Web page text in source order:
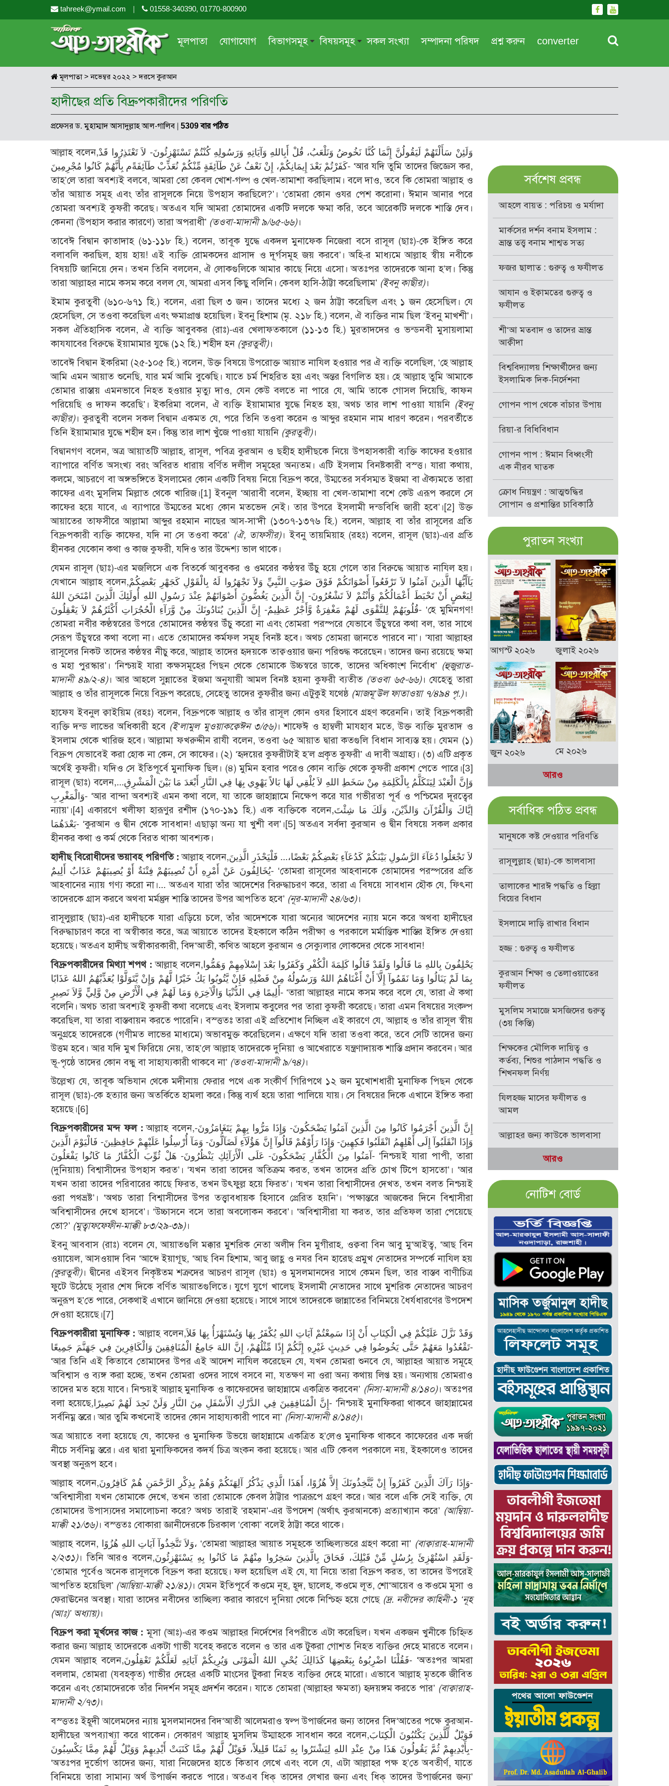
tahreek@ymail.com | 01558-340390, 01770-800900
মূলপাতা যোগাযোগ বিভাগসমূহ
সাময়িক প্রসঙ্গ
সময়ের ভাবনা
মহিলা অঙ্গন
আরও
বিষয়সমূহ
পরকাল
নীতি-নৈতিকতা
তারবিয়াত
আরও
সকল সংখ্যা সম্পাদনা পরিষদ প্রশ্ন করুন converter
মূলপাতা> নভেম্বর ২০২২ > দরসে কুরআন
হাদীছের প্রতি বিদ্রুপকারীদের পরিণতি
প্রফেসর ড. মুহাম্মাদ আসাদুল্লাহ আল-গালিব| 5309 বার পঠিত
আল্লাহ বলেন,وَلَئِنْ سَأَلْتَهُمْ لَيَقُولُنَّ إِنَّمَا كُنَّا نَخُوضُ وَنَلْعَبُ، قُلْ أَبِاللهِ وَآيَاتِهِ وَرَسُولِهِ كُنْتُمْ تَسْتَهْزِئُونَ- لاَ تَعْتَذِرُوا قَدْ
كَفَرْتُمْ بَعْدَ إِيمَانِكُمْ، إِنْ نَعْفُ عَنْ طَآئِفَةٍ مِّنْكُمْ نُعَذِّبْ طَآئِفَةًم بِأَنَّهُمْ كَانُوا مُجْرِمِينَ- ‘আর যদি তুমি তাদের জিজ্ঞেস কর,
তাহ’লে তারা অবশ্যই বলবে, আমরা তো কেবল খোশ-গল্প ও খেল-তামাশা করছিলাম। বলে দাও, তবে কি তোমরা আল্লাহ ও
তাঁর আয়াত সমূহ এবং তাঁর রাসূলকে নিয়ে উপহাস করছিলে?’। ‘তোমরা কোন ওযর পেশ করোনা। ঈমান আনার পরে
তোমরা অবশ্যই কুফরী করেছ। অতএব যদি আমরা তোমাদের একটি দলকে ক্ষমা করি, তবে আরেকটি দলকে শাস্তি দেব।
কেননা (উপহাস করার কারণে) তারা অপরাধী’ (তওবা-মাদানী ৯/৬৫-৬৬)।
তাবেঈ বিদ্বান ক্বাতাদাহ (৬১-১১৮ হি.) বলেন, তাবূক যুদ্ধে একদল মুনাফেক নিজেরা বসে রাসূল (ছাঃ)-কে ইঙ্গিত করে
বলাবলি করছিল, হায় হায়! এই ব্যক্তি রোমকদের প্রাসাদ ও দূর্গসমূহ জয় করবে’। অহি-র মাধ্যমে আল্লাহ স্বীয় নবীকে
বিষয়টি জানিয়ে দেন। তখন তিনি বললেন, ঐ লোকগুলিকে আমার কাছে নিয়ে এসো। অতঃপর তাদেরকে আনা হ’ল। কিন্তু
তারা আল্লাহর নামে কসম করে বলল যে, আমরা এসব কিছু বলিনি। কেবল হাসি-ঠাট্টা করেছিলাম’ (ইবনু কাছীর)।
ইমাম কুরতুবী (৬১০-৬৭১ হি.) বলেন, এরা ছিল ৩ জন। তাদের মধ্যে ২ জন ঠাট্টা করেছিল এবং ১ জন হেসেছিল। যে
হেসেছিল, সে তওবা করেছিল এবং ক্ষমাপ্রাপ্ত হয়েছিল। ইবনু হিশাম (মৃ. ২১৮ হি.) বলেন, ঐ ব্যক্তির নাম ছিল ‘ইবনু মাখশী’।
সকল ঐতিহাসিক বলেন, ঐ ব্যক্তি আবুবকর (রাঃ)-এর খেলাফতকালে (১১-১৩ হি.) মুরতাদদের ও ভন্ডনবী মুসায়লামা
কাযযাবের বিরুদ্ধে ইয়ামামার যুদ্ধে (১২ হি.) শহীদ হন (কুরতুবী)।
তাবেঈ বিদ্বান ইকরিমা (২৫-১০৫ হি.) বলেন, উক্ত বিষয়ে উপরোক্ত আয়াত নাযিল হওয়ার পর ঐ ব্যক্তি বলেছিল, ‘হে আল্লাহ
আমি এমন আয়াত শুনেছি, যার মর্ম আমি বুঝেছি। যাতে চর্ম শিহরিত হয় এবং অন্তর বিগলিত হয়। হে আল্লাহ তুমি আমাকে
তোমার রাস্তায় এমনভাবে নিহত হওয়ার মৃত্যু দাও, যেন কেউ বলতে না পারে যে, আমি তাকে গোসল দিয়েছি, কাফন
পরিয়েছি ও দাফন করেছি’। ইকরিমা বলেন, ঐ ব্যক্তি ইয়ামামার যুদ্ধে নিহত হয়, অথচ তার লাশ পাওয়া যায়নি (ইবনু
কাছীর)। কুরতুবী বলেন সকল বিদ্বান একমত যে, পরে তিনি তওবা করেন ও আব্দুর রহমান নাম ধারণ করেন। পরবর্তীতে
তিনি ইয়ামামার যুদ্ধে শহীদ হন। কিন্তু তার লাশ খুঁজে পাওয়া যায়নি (কুরতুবী)।
বিদ্বানগণ বলেন, অত্র আয়াতটি আল্লাহ, রাসূল, পবিত্র কুরআন ও ছহীহ হাদীছকে নিয়ে উপহাসকারী ব্যক্তি কাফের হওয়ার
ব্যাপারে বর্ণিত অসংখ্য বরং অবিরত ধারায় বর্ণিত দলীল সমূহের অন্যতম। এটি ইসলাম বিনষ্টকারী বস্ত্ত। যারা কথায়,
কলমে, আচরণে বা অঙ্গভঙ্গিতে ইসলামের কোন একটি বিষয় নিয়ে বিদ্রুপ করে, উম্মতের সর্বসম্মত ইজমা বা ঐক্যমতে তারা
কাফের এবং মুসলিম মিল্লাত থেকে খারিজ।[1] ইবনুল ‘আরাবী বলেন, ইচ্ছায় বা খেল-তামাশা বশে কেউ এরূপ করলে সে
কাফের হয়ে যাবে, এ ব্যাপারে উম্মতের মধ্যে কোন মতভেদ নেই। তার উপরে ইসলামী দন্ডবিধি জারী হবে’।[2] উক্ত
আয়াতের তাফসীরে আল্লামা আব্দুর রহমান নাছের আস-সা‘দী (১৩০৭-১৩৭৬ হি.) বলেন, আল্লাহ বা তাঁর রাসূলের প্রতি
বিদ্রুপকারী ব্যক্তি কাফের, যদি না সে তওবা করে’ (ঐ, তাফসীর)। ইবনু তায়মিয়াহ (রহঃ) বলেন, রাসূল (ছাঃ)-এর প্রতি
হীনকর যেকোন কথা ও কাজ কুফরী, যদিও তার উদ্দেশ্য ভাল থাকে।
যেমন রাসূল (ছাঃ)-এর মজলিসে এক বিতর্কে আবুবকর ও ওমরের কণ্ঠস্বর উঁচু হয়ে গেলে তার বিরুদ্ধে আয়াত নাযিল হয়।
যেখানে আল্লাহ বলেন,يَآأَيُّهَا الَّذِينَ آمَنُوا لاَ تَرْفَعُوآ أَصْوَاتَكُمْ فَوْقَ صَوْتِ النَّبِيِّ وَلاَ تَجْهَرُوا لَهُ بِالْقَوْلِ كَجَهْرِ بَعْضِكُمْ
لِبَعْضٍ أَنْ تَحْبَطَ أَعْمَالُكُمْ وَأَنْتُمْ لاَ تَشْعُرُونَ- إِنَّ الَّذِينَ يَغُضُّونَ أَصْوَاتَهُمْ عِنْدَ رَسُولِ اللهِ أُولَئِكَ الَّذِينَ امْتَحَنَ اللهُ
قُلُوبَهُمْ لِلتَّقْوَى لَهُمْ مَغْفِرَةٌ وَّأَجْرٌ عَظِيمٌ- إِنَّ الَّذِينَ يُنَادُونَكَ مِنْ وَّرَآءِ الْحُجُرَاتِ أَكْثَرُهُمْ لاَ يَعْقِلُونَ- ‘হে মুমিনগণ!
তোমরা নবীর কণ্ঠস্বরের উপরে তোমাদের কণ্ঠস্বর উঁচু করো না এবং তোমরা পরস্পরে যেভাবে উঁচুস্বরে কথা বল, তার সাথে
সেরূপ উঁচুস্বরে কথা বলো না। এতে তোমাদের কর্মফল সমূহ বিনষ্ট হবে। অথচ তোমরা জানতে পারবে না’। ‘যারা আল্লাহর
রাসূলের নিকট তাদের কণ্ঠস্বর নীচু করে, আল্লাহ তাদের হৃদয়কে তাক্বওয়ার জন্য পরিশুদ্ধ করেছেন। তাদের জন্য রয়েছে ক্ষমা
ও মহা পুরস্কার’। ‘নিশ্চয়ই যারা কক্ষসমূহের পিছন থেকে তোমাকে উচ্চস্বরে ডাকে, তাদের অধিকাংশ নির্বোধ’ (হুজুরাত-
মাদানী ৪৯/২-৪)। আর আহলে সুন্নাতের ইজমা অনুযায়ী আমল বিনষ্ট হয়না কুফরী ব্যতীত (তওবা ৬৫-৬৬)। যেহেতু তারা
আল্লাহ ও তাঁর রাসূলকে নিয়ে বিদ্রুপ করেছে, সেহেতু তাদের কুফরীর জন্য এটুকুই যথেষ্ঠ (মাজমূ‘উল ফাতাওয়া ৭/৪৯৪ পৃ.)।
হাফেয ইবনুল ক্বাইয়িম (রহঃ) বলেন, বিদ্রুপকে আল্লাহ ও তাঁর রাসূল কোন ওযর হিসাবে গ্রহণ করেননি। তাই বিদ্রুপকারী
ব্যক্তি দন্ড লাভের অধিকারী হবে (ই‘লামুল মুওয়াকক্বেঈন ৩/৫৬)। শাফেঈ ও হাম্বলী মাযহাব মতে, উক্ত ব্যক্তি মুরতাদ ও
ইসলাম থেকে খারিজ হবে। আল্লামা ফখরুদ্দীন রাযী বলেন, তওবা ৬৫ আয়াত দ্বারা কতগুলি বিধান সাব্যস্ত হয়। যেমন (১)
বিদ্রুপ যেভাবেই করা হোক না কেন, সে কাফের। (২) ‘হৃদয়ের কুফরীটাই হ’ল প্রকৃত কুফরী’ এ দাবী অগ্রাহ্য। (৩) এটি প্রকৃত
অর্থেই কুফরী। যদিও সে ইতিপূর্বে মুনাফিক ছিল। (৪) মুমিন হবার পরেও কোন ব্যক্তি থেকে কুফরী প্রকাশ পেতে পারে।[3]
রাসূল (ছাঃ) বলেন,...وَإِنَّ الْعَبْدَ لِيَتَكَلَّمُ بِالْكَلِمَةِ مِنْ سَخَطِ اللهِ لاَ يُلْقِي لَهَا بَالاً يَهْوِي بِهَا فِي النَّارِ أَبْعَدَ مَا بَيْنَ الْمَشْرِقِ
وَالْمَغْرِبِ- ‘আর বান্দা অবশ্যই এমন কথা বলে, যা তাকে জাহান্নামে নিক্ষেপ করে যার গভীরতা পূর্ব ও পশ্চিমের দূরত্বের
ন্যায়’।[4] একারণে খলীফা হারূণুর রশীদ (১৭০-১৯১ হি.) এক ব্যক্তিকে বলেন,إيَّاكَ وَالْقُرْآنَ وَالدِّيْنَ، وَلَكَ مَا شِئْتَ
بَعْدَهُمَا- ‘কুরআন ও দ্বীন থেকে সাবধান! এছাড়া অন্য যা খুশী বল’।[5] অতএব সর্বদা কুরআন ও দ্বীন বিষয়ে সকল প্রকার
হীনকর কথা ও কর্ম থেকে বিরত থাকা আবশ্যক।
হাদীছ বিরোধীদের ভয়াবহ পরিণতি :আল্লাহ বলেন,لاَ تَجْعَلُوا دُعَآءَ الرَّسُولِ بَيْنَكُمْ كَدُعَآءِ بَعْضِكُمْ بَعْضًا،... فَلْيَحْذَرِ الَّذِينَ
يُخَالِفُونَ عَنْ أَمْرِهِ أَنْ تُصِيبَهُمْ فِتْنَةٌ أَوْ يُصِيبَهُمْ عَذَابٌ أَلِيمٌ- ‘তোমরা রাসূলের আহবানকে তোমাদের পরস্পরের প্রতি
আহবানের ন্যায় গণ্য করো না।... অতএব যারা তাঁর আদেশের বিরুদ্ধাচরণ করে, তারা এ বিষয়ে সাবধান হৌক যে, ফিৎনা
তাদেরকে গ্রাস করবে অথবা মর্মন্তুদ শাস্তি তাদের উপর আপতিত হবে’ (নূর-মাদানী ২৪/৬৩)।
রাসূলুল্লাহ (ছাঃ)-এর হাদীছকে যারা এড়িয়ে চলে, তাঁর আদেশকে যারা অন্যের আদেশের ন্যায় মনে করে অথবা হাদীছের
বিরুদ্ধাচারণ করে বা অস্বীকার করে, অত্র আয়াতে তাদের ইহকালে কঠিন পরীক্ষা ও পরকালে মর্মান্তিক শাস্তির ইঙ্গিত দেওয়া
হয়েছে। অতএব হাদীছ অস্বীকারকারী, বিদ‘আতী, কথিত আহলে কুরআন ও সেক্যুলার লোকদের থেকে সাবধান!
বিদ্রুপকারীদের মিথ্যা শপথ : আল্লাহ বলেন,يَحْلِفُونَ بِاللهِ مَا قَالُوا وَلَقَدْ قَالُوا كَلِمَةَ الْكُفْرِ وَكَفَرُوا بَعْدَ إِسْلاَمِهِمْ وَهَمُّوا
بِمَا لَمْ يَنَالُوا وَمَا نَقَمُوآ إِلَّآ أَنْ أَغْنَاهُمُ اللهُ وَرَسُولُهُ مِنْ فَضْلِهِ فَإِنْ يَّتُوبُوا يَكُ خَيْرًا لَّهُمْ وَإِنْ يَّتَوَلَّوْا يُعَذِّبْهُمُ اللهُ عَذَابًا
أَلِيمًا فِي الدُّنْيَا وَالْآخِرَةِ وَمَا لَهُمْ فِي الْأَرْضِ مِنْ وَّلِيٍّ وَّلاَ نَصِيرٍ- ‘তারা আল্লাহর নামে কসম করে বলে যে, তারা ঐ কথা
বলেনি। অথচ তারা অবশ্যই কুফরী কথা বলেছে এবং ইসলাম কবুলের পর তারা কুফরী করেছে। তারা এমন বিষয়ের সংকল্প
করেছিল, যা তারা বাস্তবায়ন করতে পারেনি। বস্ত্ততঃ তারা এই প্রতিশোধ নিচ্ছিল এই কারণে যে, আল্লাহ ও তাঁর রাসূল স্বীয়
অনুগ্রহে তাদেরকে (গণীমত লাভের মাধ্যমে) অভাবমুক্ত করেছিলেন। এক্ষণে যদি তারা তওবা করে, তবে সেটি তাদের জন্য
উত্তম হবে। আর যদি মুখ ফিরিয়ে নেয়, তাহ’লে আল্লাহ তাদেরকে দুনিয়া ও আখেরাতে যন্ত্রণাদায়ক শাস্তি প্রদান করবেন। আর
ভূ-পৃষ্ঠে তাদের কোন বন্ধু বা সাহায্যকারী থাকবে না’ (তওবা-মাদানী ৯/৭৪)।
উল্লেখ্য যে, তাবূক অভিযান থেকে মদীনায় ফেরার পথে এক সংকীর্ণ গিরিপথে ১২ জন মুখোশধারী মুনাফিক পিছন থেকে
রাসূল (ছাঃ)-কে হত্যার জন্য অতর্কিতে হামলা করে। কিন্তু ব্যর্থ হয়ে তারা পালিয়ে যায়। সে বিষয়ের দিকে এখানে ইঙ্গিত করা
হয়েছে।[6]
বিদ্রুপকারীদের মন্দ ফল : আল্লাহ বলেন,إِنَّ الَّذِينَ أَجْرَمُوا كَانُوا مِنَ الَّذِينَ آمَنُوا يَضْحَكُونَ- وَإِذَا مَرُّوا بِهِمْ يَتَغَامَزُونَ-
وَإِذَا انْقَلَبُوآ إِلَى أَهْلِهِمُ انْقَلَبُوا فَكِهِينَ- وَإِذَا رَأَوْهُمْ قَالُوآ إِنَّ هَؤُلَآءِ لَضَآلُّونَ- وَمَآ أُرْسِلُوا عَلَيْهِمْ حَافِظِينَ- فَالْيَوْمَ الَّذِينَ
آمَنُوا مِنَ الْكُفَّارِ يَضْحَكُونَ- عَلَى الْأَرَآئِكِ يَنْظُرُونَ- هَلْ ثُوِّبَ الْكُفَّارُ مَا كَانُوا يَفْعَلُونَ- ‘নিশ্চয়ই যারা পাপী, তারা
(দুনিয়ায়) বিশ্বাসীদের উপহাস করত’। ‘যখন তারা তাদের অতিক্রম করত, তখন তাদের প্রতি চোখ টিপে হাসতো’। ‘আর
যখন তারা তাদের পরিবারের কাছে ফিরত, তখন উৎফুল্ল হয়ে ফিরত’। ‘যখন তারা বিশ্বাসীদের দেখত, তখন বলত নিশ্চয়ই
ওরা পথভ্রষ্ট’। ‘অথচ তারা বিশ্বাসীদের উপর তত্ত্বাবধায়ক হিসাবে প্রেরিত হয়নি’। ‘পক্ষান্তরে আজকের দিনে বিশ্বাসীরা
অবিশ্বাসীদের দেখে হাসবে’। ‘উচ্চাসনে বসে তারা অবলোকন করবে’। ‘অবিশ্বাসীরা যা করত, তার প্রতিফল তারা পেয়েছে
তো?’ (মুত্বাফফেফীন-মাক্কী ৮৩/২৯-৩৯)।
ইবনু আববাস (রাঃ) বলেন যে, আয়াতগুলি মক্কার মুশরিক নেতা অলীদ বিন মুগীরাহ, ওক্ববা বিন আবু মু‘আইত্ব, ‘আছ বিন
ওয়ায়েল, আসওয়াদ বিন ‘আব্দে ইয়াগূছ, ‘আছ বিন হিশাম, আবু জাহ্ল ও নযর বিন হারেছ প্রমুখ নেতাদের সম্পর্কে নাযিল হয়
(কুরতুবী)। দ্বীনের এইসব নিকৃষ্টতম শত্রুদের আচরণ রাসূল (ছাঃ) ও মুসলমানদের সাথে কেমন ছিল, তার বাস্তব বাণীচিত্র
ফুটে উঠেছে সূরার শেষ দিকে বর্ণিত আয়াতগুলিতে। যুগে যুগে খালেছ ইসলামী নেতাদের সাথে মুশরিক নেতাদের আচরণ
অনুরূপ হ’তে পারে, সেকথাই এখানে জানিয়ে দেওয়া হয়েছে। সাথে সাথে তাদেরকে জান্নাতের বিনিময়ে ধৈর্যধারণের উপদেশ
দেওয়া হয়েছে।[7]
বিদ্রুপকারীরা মুনাফিক :আল্লাহ বলেন,وَقَدْ نَزَّلَ عَلَيْكُمْ فِي الْكِتَابِ أَنْ إِذَا سَمِعْتُمْ آيَاتِ اللهِ يُكْفَرُ بِهَا وَيُسْتَهْزَأُ بِهَا فَلاَ
تَقْعُدُوا مَعَهُمْ حَتَّى يَخُوضُوا فِي حَدِيثٍ غَيْرِهِ إِنَّكُمْ إِذًا مِّثْلُهُمْ، إِنَّ اللهَ جَامِعُ الْمُنَافِقِينَ وَالْكَافِرِينَ فِي جَهَنَّمَ جَمِيعًا-
‘আর তিনি এই কিতাবে তোমাদের উপর এই আদেশ নাযিল করেছেন যে, যখন তোমরা শুনবে যে, আল্লাহর আয়াত সমূহে
অবিশ্বাস ও ব্যঙ্গ করা হচ্ছে, তখন তোমরা ওদের সাথে বসবে না, যতক্ষণ না ওরা অন্য কথায় লিপ্ত হয়। অন্যথায় তোমরাও
তাদের মত হয়ে যাবে। নিশ্চয়ই আল্লাহ মুনাফিক ও কাফেরদের জাহান্নামে একত্রিত করবেন’ (নিসা-মাদানী ৪/১৪০)। অতঃপর
বলা হয়েছে,إِنَّ الْمُنَافِقِينَ فِي الدَّرْكِ الْأَسْفَلِ مِنَ النَّارِ وَلَنْ تَجِدَ لَهُمْ نَصِيرًا- ‘নিশ্চয়ই মুনাফিকরা থাকবে জাহান্নামের
সর্বনিম্ন স্তরে। আর তুমি কখনোই তাদের কোন সাহায্যকারী পাবে না’ (নিসা-মাদানী ৪/১৪৫)।
অত্র আয়াতে বলা হয়েছে যে, কাফের ও মুনাফিক উভয়ে জাহান্নামে একত্রিত হ’লেও মুনাফিক থাকবে কাফেরের এক দর্জা
নীচে সর্বনিম্ন স্তরে। এর দ্বারা মুনাফিকদের কদর্য চিত্র অংকন করা হয়েছে। আর এটি কেবল পরকালে নয়, ইহকালেও তাদের
অবস্থা অনুরূপ হবে।
আল্লাহ বলেন,وَإِذَا رَآكَ الَّذِينَ كَفَرُوآ إِنْ يَّتَّخِذُونَكَ إِلاَّ هُزُوًا، أَهَذَا الَّذِي يَذْكُرُ آلِهَتَكُمْ وَهُمْ بِذِكْرِ الرَّحْمَنِ هُمْ كَافِرُونَ-
‘অবিশ্বাসীরা যখন তোমাকে দেখে, তখন তারা তোমাকে কেবল ঠাট্টার পাত্ররূপে গ্রহণ করে। আর বলে একি সেই ব্যক্তি, যে
তোমাদের উপাস্যদের সমালোচনা করে? অথচ তারাই ‘রহমান’-এর উপদেশ (অর্থাৎ কুরআনকে) প্রত্যাখ্যান করে’ (আম্বিয়া-
মাক্কী ২১/৩৬)। বস্ত্ততঃ বোকারা জ্ঞানীদেরকে চিরকাল ‘বোকা’ বলেই ঠাট্টা করে থাকে।
আল্লাহ বলেন, وَلاَ تَتَّخِذُوآ آيَاتِ اللهِ هُزُوًا، ‘তোমরা আল্লাহর আয়াত সমূহকে তাচ্ছিল্যভরে গ্রহণ করো না’ (বাক্বারাহ-মাদানী
২/২৩১)। তিনি আরও বলেন,وَلَقَدِ اسْتُهْزِئَ بِرُسُلٍ مِّنْ قَبْلِكَ، فَحَاقَ بِالَّذِينَ سَخِرُوا مِنْهُمْ مَا كَانُوا بِهِ يَسْتَهْزِئُونَ-
‘তোমার পূর্বেও অনেক রাসূলকে বিদ্রুপ করা হয়েছে। ফল হয়েছিল এই যে, যা নিয়ে তারা বিদ্রুপ করত, তা তাদের উপরেই
আপতিত হয়েছিল’ (আম্বিয়া-মাক্কী ২১/৪১)। যেমন ইতিপূর্বে কওমে নূহ, হূদ, ছালেহ, কওমে লূত, শো‘আয়েব ও কওমে মূসা ও
ফেরাঊনের অবস্থা। যারা তাদের নবীদের তাচ্ছিল্য করার কারণে দুনিয়া থেকে নিশ্চিহ্ন হয়ে গেছে (দ্র. নবীদের কাহিনী-১ ‘নূহ
(আঃ)’ অধ্যায়)।
বিদ্রুপ করা মূর্খদের কাজ : মূসা (আঃ)-এর কওম আল্লাহর নির্দেশের বিপরীতে এটা করেছিল। যখন একজন খুনীকে চিহ্নিত
করার জন্য আল্লাহ তাদেরকে একটা গাভী যবেহ করতে বলেন ও তার এক টুকরা গোশত নিহত ব্যক্তির দেহে মারতে বলেন।
যেমন আল্লাহ বলেন,فَقُلْنَا اضْرِبُوهُ بِبَعْضِهَا كَذَالِكَ يُحْيِ اللهُ الْمَوْتَى وَيُرِيكُمْ آيَاتِهِ لَعَلَّكُمْ تَعْقِلُونَ- ‘অতঃপর আমরা
বললাম, তোমরা (যবহকৃত) গাভীর দেহের একটি মাংসের টুকরা নিহত ব্যক্তির দেহে মারো। এভাবে আল্লাহ মৃতকে জীবিত
করেন এবং তোমাদেরকে তাঁর নিদর্শন সমূহ প্রদর্শন করেন। যাতে তোমরা (আল্লাহর ক্ষমতা) হৃদয়ঙ্গম করতে পার’ (বাক্বারাহ-
মাদানী ২/৭৩)।
বস্ত্ততঃ ইহূদী আলেমদের ন্যায় মুসলমানদের বিদ‘আতী আলেমরাও স্বল্প উপার্জনের জন্য তাদের বিদ‘আতের পক্ষে কুরআন-
হাদীছের অপব্যাখ্যা করে থাকেন। সেকারণ আল্লাহ মুসলিম উম্মাহকে সাবধান করে বলেন,فَوَيْلٌ لِّلَّذِينَ يَكْتُبُونَ الْكِتَابَ
بِأَيْدِيهِمْ ثُمَّ يَقُولُونَ هَذَا مِنْ عِنْدِ اللهِ لِيَشْتَرُوا بِهِ ثَمَنًا قَلِيلاً، فَوَيْلٌ لَّهُمْ مِمَّا كَتَبَتْ أَيْدِيهِمْ وَوَيْلٌ لَّهُمْ مِمَّا يَكْسِبُونَ-
‘অতঃপর দুর্ভোগ তাদের জন্য, যারা নিজেদের হাতে কিতাব লেখে এবং বলে যে, এটা আল্লাহর পক্ষ হ’তে অবতীর্ণ, যাতে
বিনিময়ে তারা সামান্য অর্থ উপার্জন করতে পারে। অতএব ধিক্ তাদের লেখার জন্য এবং ধিক্ তাদের উপার্জনের জন্য’
সর্বশেষ প্রবন্ধ
আহলে বায়ত : পরিচয় ও মর্যাদা
মার্কসের দর্শন বনাম ইসলাম :
ভ্রান্ত তত্ত্ব বনাম শাশ্বত সত্য
ফজর ছালাত : গুরুত্ব ও ফযীলত
আযান ও ইক্বামতের গুরুত্ব ও
ফযীলত
শী‘আ মতবাদ ও তাদের ভ্রান্ত
আক্বীদা
বিশ্ববিদ্যালয় শিক্ষার্থীদের জন্য
ইসলামিক দিক-নির্দেশনা
গোপন পাপ থেকে বাঁচার উপায়
রিয়া-র বিধিবিধান
গোপন পাপ : ঈমান বিধ্বংসী
এক নীরব ঘাতক
ক্রোধ নিয়ন্ত্রণ : আত্মশুদ্ধির
সোপান ও প্রশান্তির চাবিকাঠি
পুরাতন সংখ্যা
আগস্ট ২০২৬ জুলাই ২০২৬
জুন ২০২৬ মে ২০২৬
আরও
সর্বাধিক পঠিত প্রবন্ধ
মানুষকে কষ্ট দেওয়ার পরিণতি
রাসূলুল্লাহ (ছাঃ)-কে ভালবাসা
তালাকের শারঈ পদ্ধতি ও হিল্লা
বিয়ের বিধান
ইসলামে দাড়ি রাখার বিধান
হজ্জ : গুরুত্ব ও ফযীলত
কুরআন শিক্ষা ও তেলাওয়াতের
ফযীলত
মুসলিম সমাজে মসজিদের গুরুত্ব
(৩য় কিস্তি)
শিক্ষকের মৌলিক দায়িত্ব ও
কর্তব্য, শিশুর পাঠদান পদ্ধতি ও
শিখনফল নির্ণয়
যিলহজ্জ মাসের ফযীলত ও
আমল
আল্লাহর জন্য কাউকে ভালবাসা
আরও
নোটিশ বোর্ড